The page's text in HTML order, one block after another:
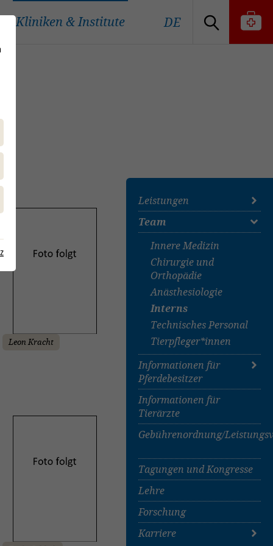
Kliniken & Institute DE
Leistungen
Innere Medizin
Chirurgie und
Orthopädie
Bildgebende Diagnostik
Anästhesiologie
Team
Innere Medizin
Chirurgie und
Orthopädie
Anästhesiologie
Interns
Technisches Personal
Tierpfleger*innen
Informationen für
Pferdebesitzer
Informationen für
Pferdebesitzer
Podcast "Pferdemedizin
Informationen für
Tierärzte
Gebührenordnung/
Tagungen und Kongresse
Lehre
Forschung
Karriere
Leon Kracht